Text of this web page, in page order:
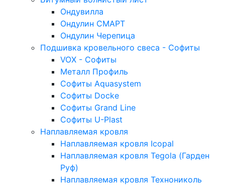
Ондувилла
Ондулин СМАРТ
Ондулин Черепица
Подшивка кровельного свеса - Софиты
VOX - Софиты
Металл Профиль
Софиты Aquasystem
Софиты Docke
Софиты Grand Line
Софиты U-Plast
Наплавляемая кровля
Наплавляемая кровля Icopal
Наплавляемая кровля Tegola (Гарден
Руф)
Наплавляемая кровля Технониколь